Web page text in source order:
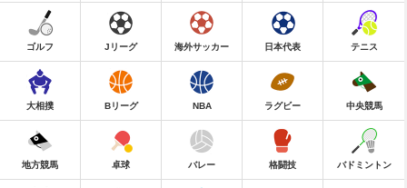
ゴルフ Jリーグ 海外サッカー 日本代表 テニス
大相撲 Bリーグ NBA ラグビー 中央競馬
地方競馬 卓球 バレー 格闘技 バドミントン